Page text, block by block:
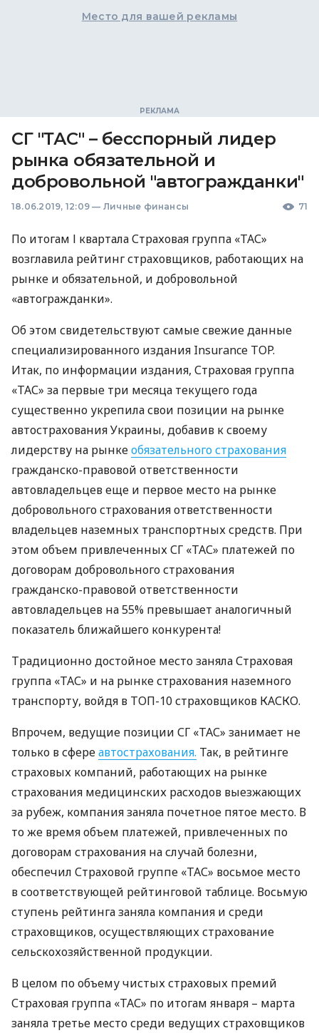
Место для вашей рекламы
СГ "ТАС" – бесспорный лидер
рынка обязательной и
добровольной "автогражданки"
18.06.2019, 12:09 — Личные финансы 71
По итогам І квартала Страховая группа «ТАС»
возглавила рейтинг страховщиков, работающих на
рынке и обязательной, и добровольной
«автогражданки».
Об этом свидетельствуют самые свежие данные
специализированного издания Insurance TOP.
Итак, по информации издания, Страховая группа
«ТАС» за первые три месяца текущего года
существенно укрепила свои позиции на рынке
автострахования Украины, добавив к своему
лидерству на рынкеобязательного страхования
гражданско-правовой ответственности
автовладельцев еще и первое место на рынке
добровольного страхования ответственности
владельцев наземных транспортных средств. При
этом объем привлеченных СГ «ТАС» платежей по
договорам добровольного страхования
гражданско-правовой ответственности
автовладельцев на 55% превышает аналогичный
показатель ближайшего конкурента!
Традиционно достойное место заняла Страховая
группа «ТАС» и на рынке страхования наземного
транспорту, войдя в ТОП-10 страховщиков КАСКО.
Впрочем, ведущие позиции СГ «ТАС» занимает не
только в сфереавтострахования. Так, в рейтинге
страховых компаний, работающих на рынке
страхования медицинских расходов выезжающих
за рубеж, компания заняла почетное пятое место. В
то же время объем платежей, привлеченных по
договорам страхования на случай болезни,
обеспечил Страховой группе «ТАС» восьмое место
в соответствующей рейтинговой таблице. Восьмую
ступень рейтинга заняла компания и среди
страховщиков, осуществляющих страхование
сельскохозяйственной продукции.
В целом по объему чистых страховых премий
Страховая группа «ТАС» по итогам января – марта
заняла третье место среди ведущих страховщиков